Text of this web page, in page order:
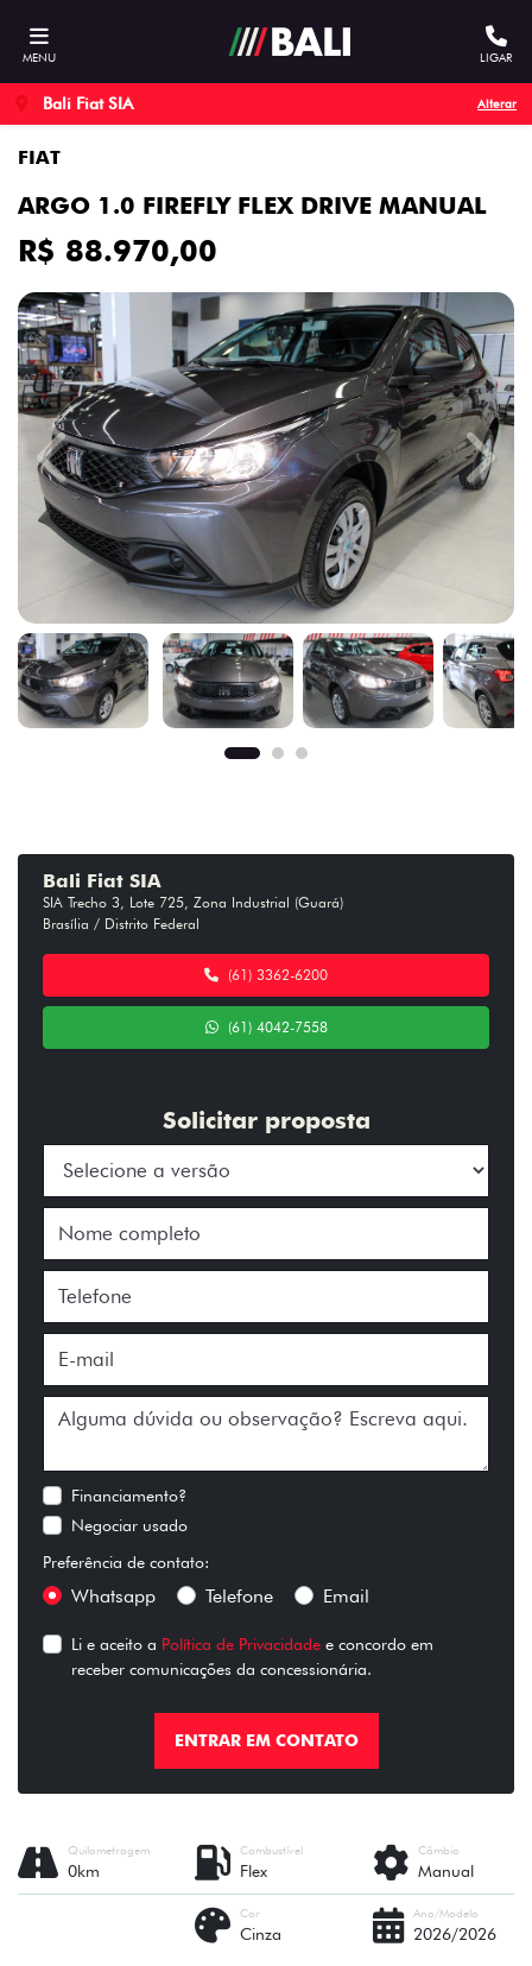
MENU LIGAR
Bali Fiat SIA Alterar
FIAT
ARGO 1.0 FIREFLY FLEX DRIVE MANUAL
R$ 88.970,00
Previous Next
Bali Fiat SIA
SIA Trecho 3, Lote 725, Zona Industrial (Guará)
Brasília / Distrito Federal
(61) 3362-6200
(61) 4042-7558
Solicitar proposta
Financiamento?
Negociar usado
Preferência de contato:
Whatsapp Telefone Email
Li e aceito a Política de Privacidade e concordo em
receber comunicações da concessionária.
ENTRAR EM CONTATO
Câmbio
Manual
Combustível
Flex
Quilometragem
0km
Ano/Modelo
2026/2026
Cor
Cinza